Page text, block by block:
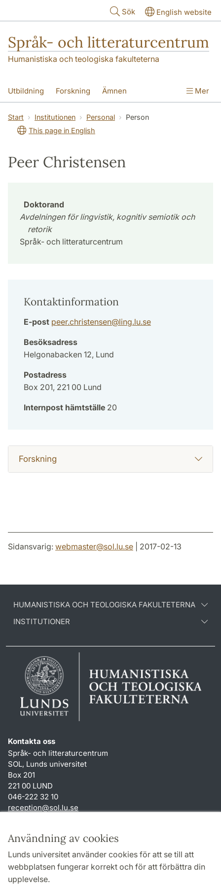
Användning av cookies
Lunds universitet använder cookies för att se till att
webbplatsen fungerar korrekt och för att förbättra din
upplevelse.
Sök English website
Språk- och litteraturcentrum
Humanistiska och teologiska fakulteterna
Utbildning Forskning Ämnen
SOL-husen Kontakt Institutionen
översättning till svenska
Mer
Start Institutionen Personal
Person
This page in English
Peer Christensen
Doktorand
Avdelningen för lingvistik, kognitiv semiotik och
retorik
Språk- och litteraturcentrum
Kontaktinformation
E-post peer.christensen@ling.lu.se
Besöksadress
Helgonabacken 12, Lund
Postadress
Box 201, 221 00 Lund
Internpost hämtställe 20
Forskning
Sidansvarig: webmaster@sol.lu.se | 2017-02-13
HUMANISTISKA OCH TEOLOGISKA FAKULTETERNA
INSTITUTIONER
Kontakta oss
Språk- och litteraturcentrum
SOL, Lunds universitet
Box 201
221 00 LUND
046-222 32 10
reception@sol.lu.se
Genvägar
Om webbplatsen och cookies
Behandling av personuppgifter
Tillgänglighetsredogörelse